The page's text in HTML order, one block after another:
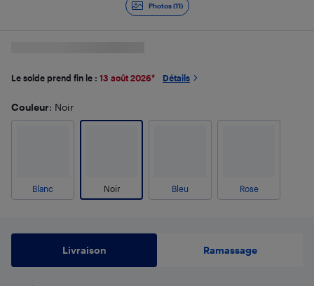
Photos (11)
Le solde prend fin le : 13 août 2026* Détails
Couleur: Noir
Blanc Noir Bleu Rose
Livraison Ramassage